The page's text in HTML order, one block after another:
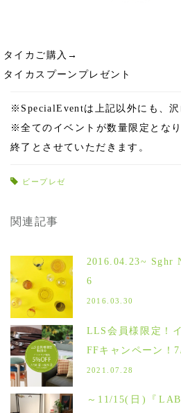
タイカご購入→
タイカスプーンプレゼント
※SpecialEventは上記以外にも、沢
※全てのイベントが数量限定とな
終了とさせていただきます。
ビープレゼ
関連記事
2016.04.23~ Sghr
6
2016.03.30
LLS会員様限定！
FFキャンペーン！
2021.07.28
～11/15(日)『